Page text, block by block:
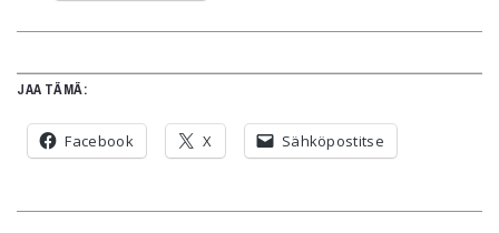
JAA TÄMÄ:
Facebook X Sähköpostitse